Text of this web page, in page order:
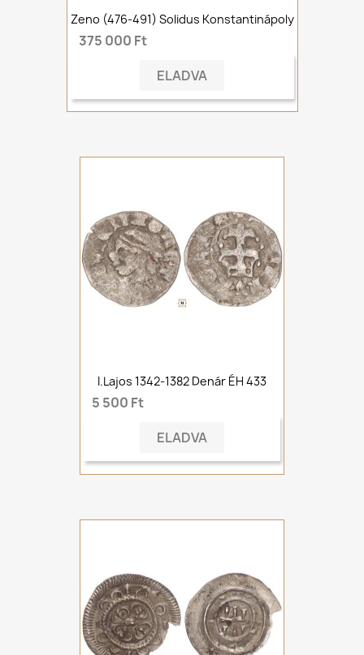
Zeno (476-491) Solidus Konstantinápoly
375 000 Ft
ELADVA
I.Lajos 1342-1382 Denár ÉH 433
5 500 Ft
ELADVA